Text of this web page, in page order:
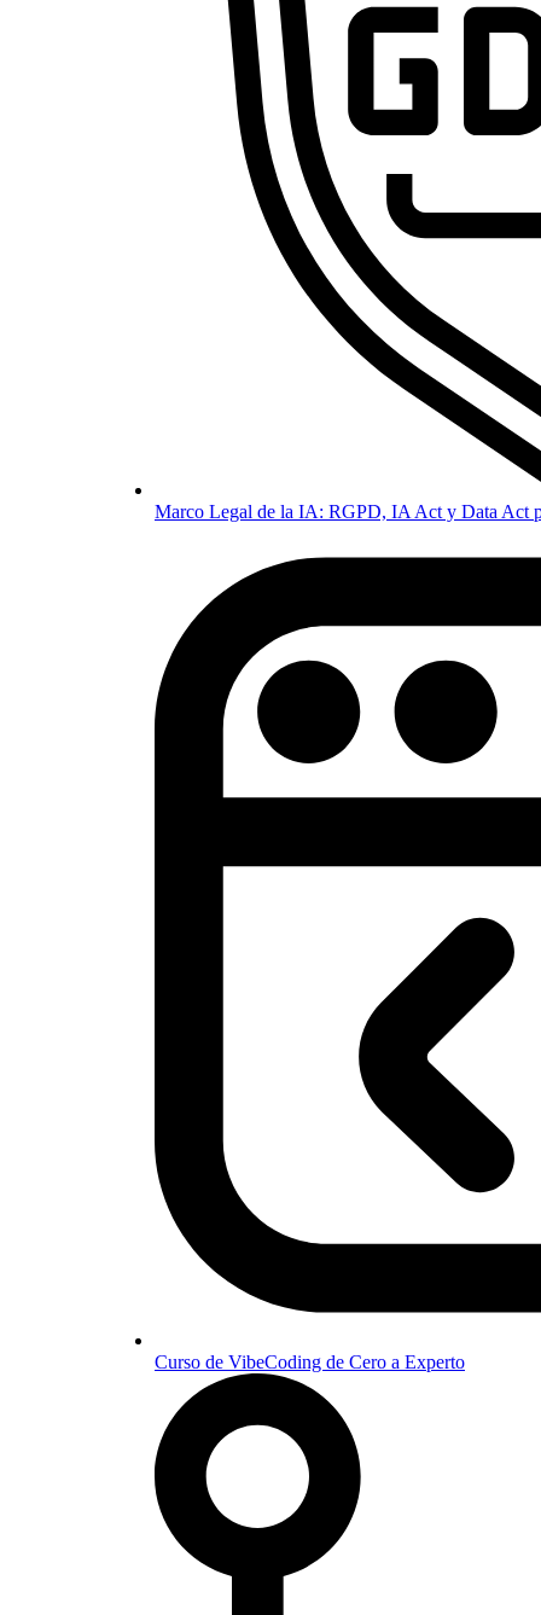
Marco Legal de la IA: RGPD, IA Act y Data Act
Curso de VibeCoding de Cero a Experto